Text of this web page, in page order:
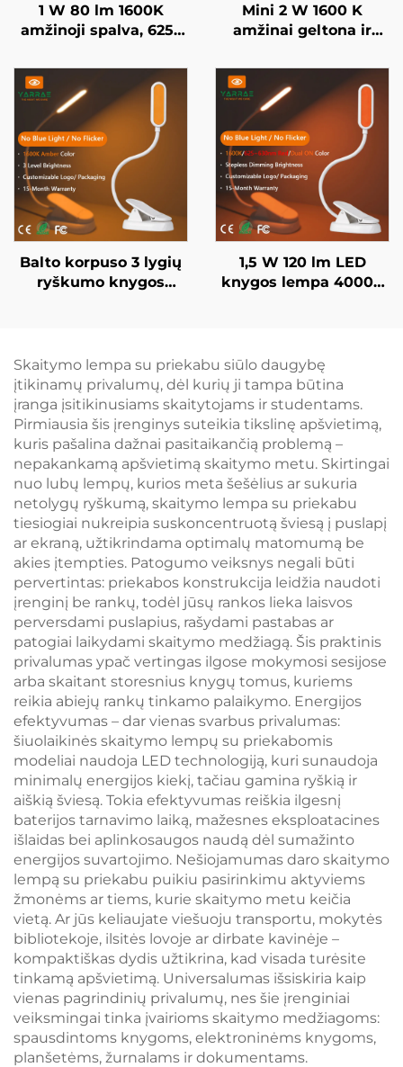
1 W 80 lm 1600K
amžinoji spalva, 625–
spalva, be mėlynos
šviesos, juodai dažytas
kūnas, LED knygos
lempa
Mini 2 W 1600 K
amžinai geltona ir
spalva be mėlynos
šviesos ir mirgėjimo
baltu korpusu LED
knygos lempa
Balto korpuso 3 lygių
ryškumo knygos
amžro spalvos LED
lempa knygai skaityti
1,5 W 120 lm LED
knygos lempa 4000K
korpuso knygos lempa
Skaitymo lempa su priekabu siūlo daugybę
įtikinamų privalumų, dėl kurių ji tampa būtina
įranga įsitikinusiams skaitytojams ir studentams.
Pirmiausia šis įrenginys suteikia tikslinę apšvietimą,
kuris pašalina dažnai pasitaikančią problemą –
nepakankamą apšvietimą skaitymo metu. Skirtingai
nuo lubų lempų, kurios meta šešėlius ar sukuria
netolygų ryškumą, skaitymo lempa su priekabu
tiesiogiai nukreipia suskoncentruotą šviesą į puslapį
ar ekraną, užtikrindama optimalų matomumą be
akies įtempties. Patogumo veiksnys negali būti
pervertintas: priekabos konstrukcija leidžia naudoti
įrenginį be rankų, todėl jūsų rankos lieka laisvos
perversdami puslapius, rašydami pastabas ar
patogiai laikydami skaitymo medžiagą. Šis praktinis
privalumas ypač vertingas ilgose mokymosi sesijose
arba skaitant storesnius knygų tomus, kuriems
reikia abiejų rankų tinkamo palaikymo. Energijos
efektyvumas – dar vienas svarbus privalumas:
šiuolaikinės skaitymo lempų su priekabomis
modeliai naudoja LED technologiją, kuri sunaudoja
minimalų energijos kiekį, tačiau gamina ryškią ir
aiškią šviesą. Tokia efektyvumas reiškia ilgesnį
baterijos tarnavimo laiką, mažesnes eksploatacines
išlaidas bei aplinkosaugos naudą dėl sumažinto
energijos suvartojimo. Nešiojamumas daro skaitymo
lempą su priekabu puikiu pasirinkimu aktyviems
žmonėms ar tiems, kurie skaitymo metu keičia
vietą. Ar jūs keliaujate viešuoju transportu, mokytės
bibliotekoje, ilsitės lovoje ar dirbate kavinėje –
kompaktiškas dydis užtikrina, kad visada turėsite
tinkamą apšvietimą. Universalumas išsiskiria kaip
vienas pagrindinių privalumų, nes šie įrenginiai
veiksmingai tinka įvairioms skaitymo medžiagoms:
spausdintoms knygoms, elektroninėms knygoms,
planšetėms, žurnalams ir dokumentams.